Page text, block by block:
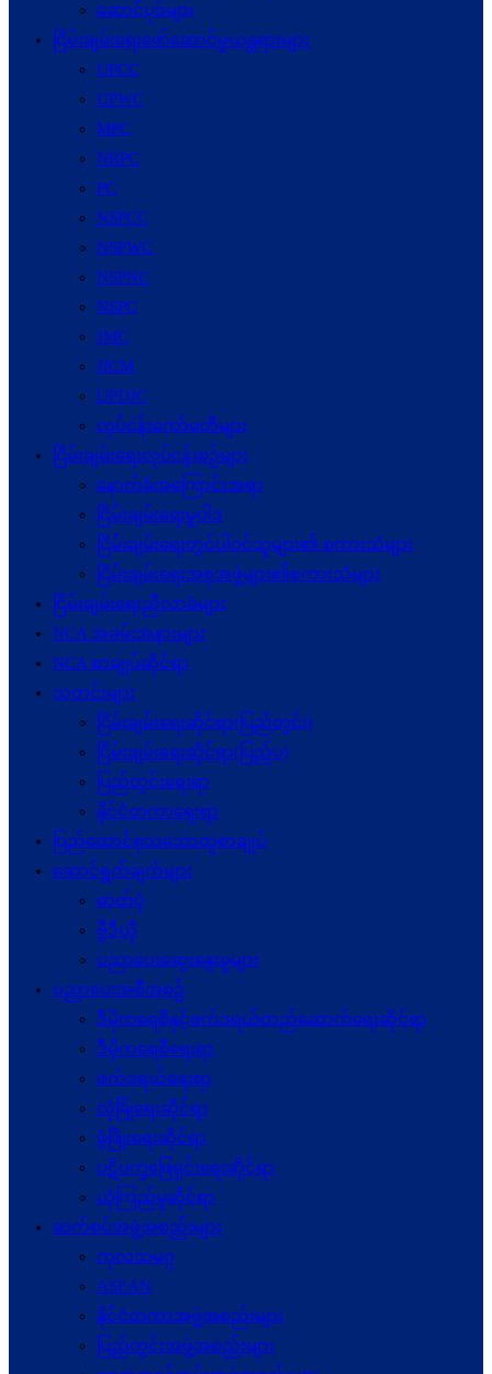
ဆောင်ပုဒ်များ
ငြိမ်းချမ်းရေးဖော်‌ဆောင်မှုယန္တရားများ
UPCC
UPWC
MPC
NRPC
PC
NSPCC
NSPWC
NSPNC
NSPC
JMC
JICM
UPDJC
လုပ်ငန်းကော်မတီများ
ငြိမ်းချမ်းရေးလုပ်ငန်းစဉ်များ
နောက်ခံအကြောင်းအရာ
ငြိမ်းချမ်းရေးမူဝါဒ
ငြိမ်းချမ်းရေးတွင်ပါဝင်သူများ၏ စကားသံများ
ငြိမ်းချမ်းရေးအစုအဖွဲ့များ၏စကားသံများ
ငြိမ်းချမ်းရေးညီလာခံများ
NCA အခမ်းအနားများ
NCA စာချုပ်ဆိုင်ရာ
သတင်းများ
ငြိမ်းချမ်းရေးဆိုင်ရာ(ပြည်တွင်း)
ငြိမ်းချမ်းရေးဆိုင်ရာ(ပြည်ပ)
ပြည်တွင်းရေးရာ
နိုင်ငံတကာရေးရာ
ပြည်ထောင်စုသဘောတူစာချုပ်
ဆောင်ရွက်ချက်များ
ဓာတ်ပုံ
ဗွီဒီယို
ပညာပေးဆွေးနွေးမှုများ
ပညာပေးအစီအစဉ်
ဒီမိုကရေစီနှင့်ဖက်ဒရယ်တည်ဆောက်ရေးဆိုင်ရာ
ဒီမိုကရေစီရေးရာ
ဖက်ဒရယ်ရေးရာ
လုံခြုံရေးဆိုင်ရာ
ဖွံဖြိုးရေးဆိုင်ရာ
ပဋိပက္ခ‌ဖြေရှင်းရေးဆိုင်ရာ
ယုံကြည်မှုဆိုင်ရာ
ဆက်စပ်အဖွဲ့အစည်းများ
ကုလသမဂ္ဂ
ASEAN
နိုင်ငံတကာအဖွဲ့အစည်းများ
ပြည်တွင်းအဖွဲ့အစည်းများ